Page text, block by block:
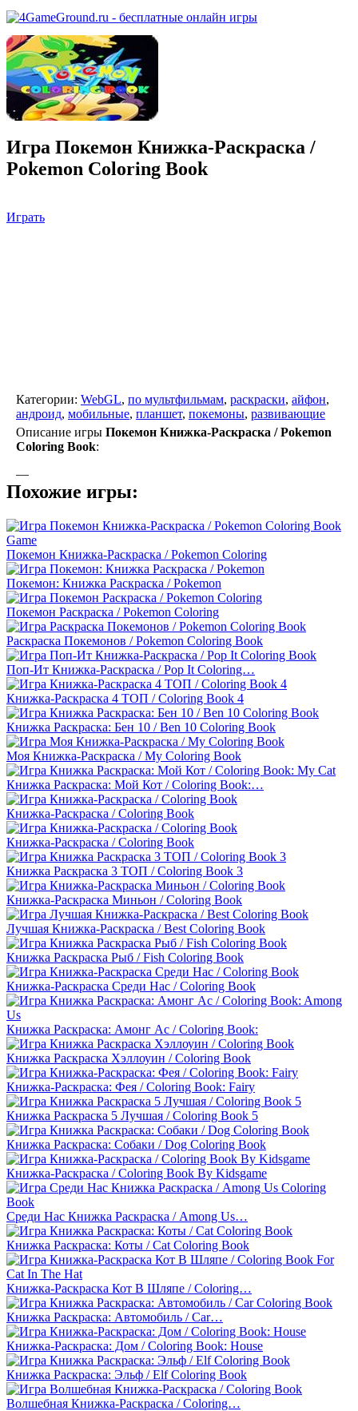
Игра Покемон Книжка-Раскраска /
Pokemon Coloring Book
Играть
Категории: WebGL, по мультфильмам, раскраски, айфон,
андроид, мобильные, планшет, покемоны, развивающие
Описание игры Покемон Книжка-Раскраска / Pokemon
Coloring Book:
—
Похожие игры:
Покемон Книжка-Раскраска / Pokemon Coloring
Покемон: Книжка Раскраска / Pokemon
Покемон Раскраска / Pokemon Coloring
Раскраска Покемонов / Pokemon Coloring Book
Поп-Ит Книжка-Раскраска / Pop It Coloring…
Книжка-Раскраска 4 ТОП / Coloring Book 4
Книжка Раскраска: Бен 10 / Ben 10 Coloring Book
Моя Книжка-Раскраска / My Coloring Book
Книжка Раскраска: Мой Кот / Coloring Book:…
Книжка-Раскраска / Coloring Book
Книжка-Раскраска / Coloring Book
Книжка Раскраска 3 ТОП / Coloring Book 3
Книжка-Раскраска Миньон / Coloring Book
Лучшая Книжка-Раскраска / Best Coloring Book
Книжка Раскраска Рыб / Fish Coloring Book
Книжка-Раскраска Среди Нас / Coloring Book
Книжка Раскраска: Амонг Ас / Coloring Book:
Книжка Раскраска Хэллоуин / Coloring Book
Книжка-Раскраска: Фея / Coloring Book: Fairy
Книжка Раскраска 5 Лучшая / Coloring Book 5
Книжка Раскраска: Собаки / Dog Coloring Book
Книжка-Раскраска / Coloring Book By Kidsgame
Среди Нас Книжка Раскраска / Among Us…
Книжка Раскраска: Коты / Cat Coloring Book
Книжка-Раскраска Кот В Шляпе / Coloring…
Книжка Раскраска: Автомобиль / Car…
Книжка-Раскраска: Дом / Coloring Book: House
Книжка Раскраска: Эльф / Elf Coloring Book
Волшебная Книжка-Раскраска / Coloring…